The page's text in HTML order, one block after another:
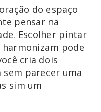
do espaço
pensar na
Escolher pintar
pode
cria dois
parecer uma
sim um